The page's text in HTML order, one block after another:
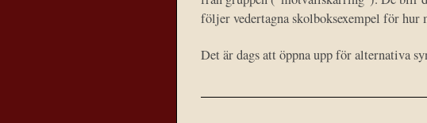
följer vedertagna skolboksexempel för
Det är dags att öppna upp för alternativa